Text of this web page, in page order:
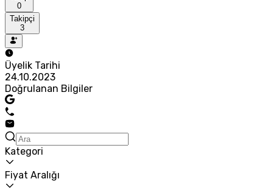
0
Takipçi
3
Üyelik Tarihi
24.10.2023
Doğrulanan Bilgiler
Kategori
Fiyat Aralığı